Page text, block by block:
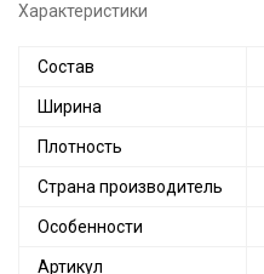
Характеристики
Состав
Ширина
Плотность
Страна производитель
Особенности
Артикул